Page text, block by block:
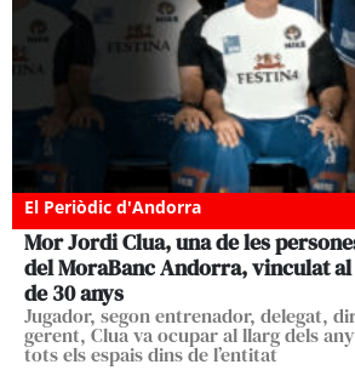
El Periòdic d'Andorra
Mor Jordi Clua, una de les
del MoraBanc Andorra, vinculat
de 30 anys
Jugador, segon entrenador, delegat,
gerent, Clua va ocupar al llarg dels
tots els espais dins de l’entitat